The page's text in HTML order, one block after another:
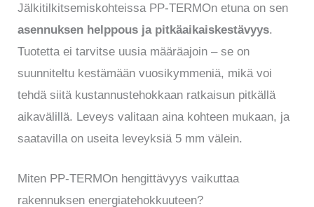
Jälkitilkitsemiskohteissa PP-TERMOn etuna on sen
asennuksen helppous ja pitkäaikaiskestävyys.
Tuotetta ei tarvitse uusia määräajoin – se on
suunniteltu kestämään vuosikymmeniä, mikä voi
tehdä siitä kustannustehokkaan ratkaisun pitkällä
aikavälillä. Leveys valitaan aina kohteen mukaan, ja
saatavilla on useita leveyksiä 5 mm välein.
Miten PP-TERMOn hengittävyys vaikuttaa
rakennuksen energiatehokkuuteen?